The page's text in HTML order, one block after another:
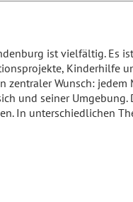
ist vielfältig. Es
Kinderhilfe
zentraler Wunsch:
und seiner
In unterschiedlichen